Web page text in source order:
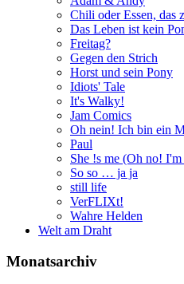
Chili oder Essen, das
Das Leben ist kein
Freitag?
Gegen den Strich
Horst und sein Pony
Idiots' Tale
It's Walky!
Jam Comics
Oh nein! Ich bin ein
Paul
She !s me (Oh no!
So so … ja ja
still life
VerFLIXt!
Wahre Helden
Welt am Draht
Monatsarchiv